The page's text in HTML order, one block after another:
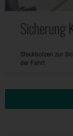
Sicherung
Steckbolzen zur
der Fahrt